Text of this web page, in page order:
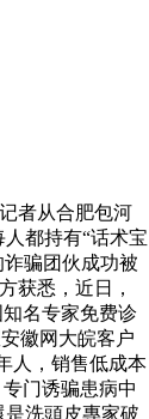
者从合肥包河
都持有“话术宝
骗团伙成功被
获悉，近日，
名专家免费诊
徽网大皖客户
人，销售低成本
门诱骗患病中
洗頭皮專家破